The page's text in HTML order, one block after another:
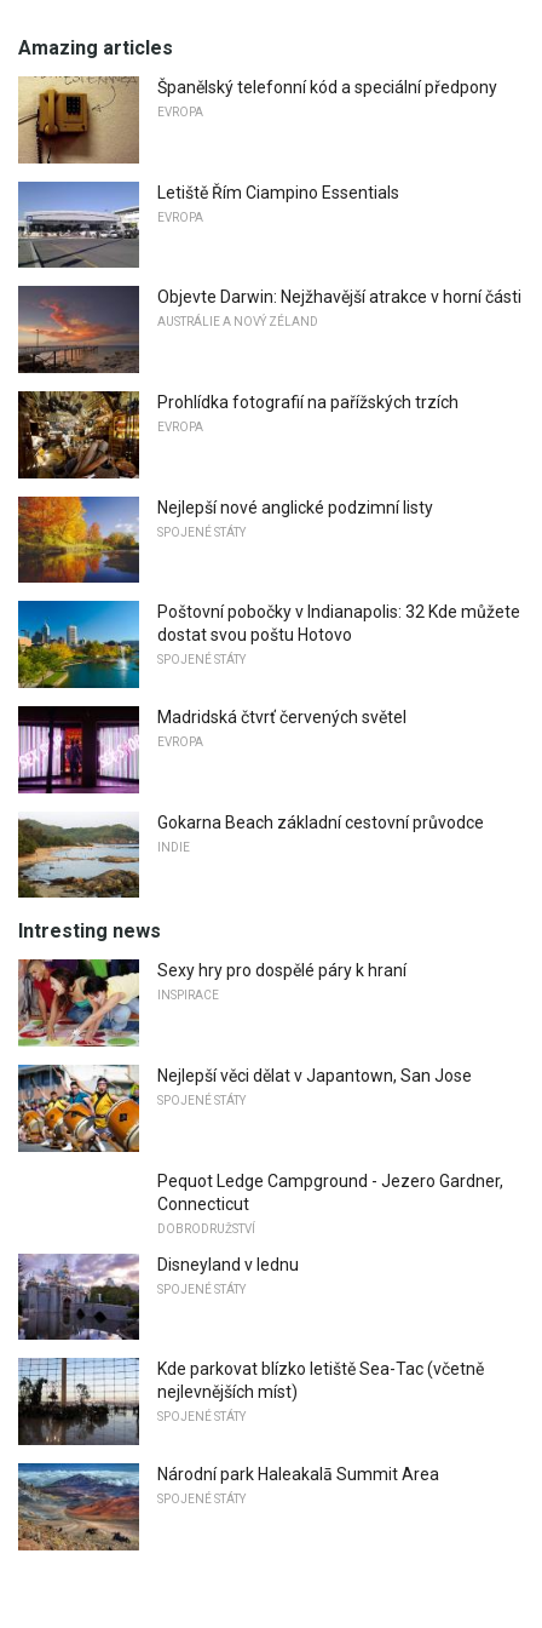
Amazing articles
Španělský telefonní kód a speciální předpony
EVROPA
Letiště Řím Ciampino Essentials
EVROPA
Objevte Darwin: Nejžhavější atrakce v horní části
AUSTRÁLIE A NOVÝ ZÉLAND
Prohlídka fotografií na pařížských trzích
EVROPA
Nejlepší nové anglické podzimní listy
SPOJENÉ STÁTY
Poštovní pobočky v Indianapolis: 32 Kde můžete
dostat svou poštu Hotovo
SPOJENÉ STÁTY
Madridská čtvrť červených světel
EVROPA
Gokarna Beach základní cestovní průvodce
INDIE
Intresting news
Sexy hry pro dospělé páry k hraní
INSPIRACE
Nejlepší věci dělat v Japantown, San Jose
SPOJENÉ STÁTY
Pequot Ledge Campground - Jezero Gardner,
Connecticut
DOBRODRUŽSTVÍ
Disneyland v lednu
SPOJENÉ STÁTY
Kde parkovat blízko letiště Sea-Tac (včetně
nejlevnějších míst)
SPOJENÉ STÁTY
Národní park Haleakalā Summit Area
SPOJENÉ STÁTY